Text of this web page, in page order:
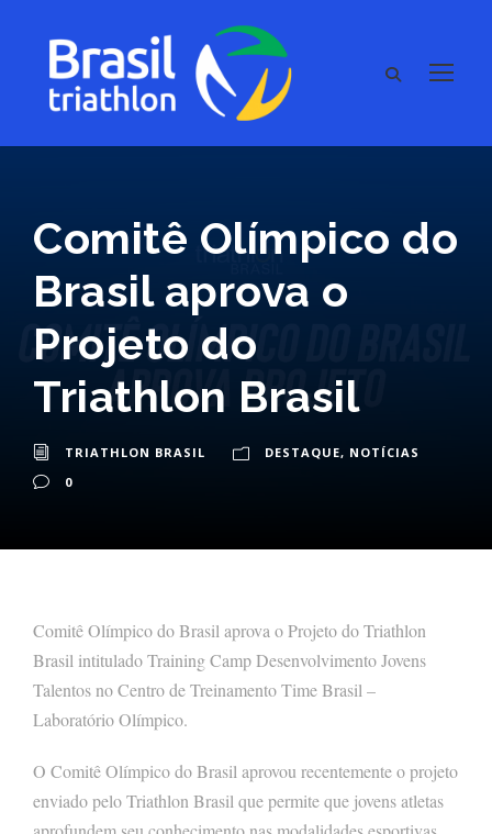
Comitê Olímpico do
Brasil aprova o
Projeto do
Triathlon Brasil
TRIATHLON BRASIL DESTAQUE, NOTÍCIAS
0
Comitê Olímpico do Brasil aprova o Projeto do Triathlon
Brasil intitulado Training Camp Desenvolvimento Jovens
Talentos no Centro de Treinamento Time Brasil –
Laboratório Olímpico.
O Comitê Olímpico do Brasil aprovou recentemente o projeto
enviado pelo Triathlon Brasil que permite que jovens atletas